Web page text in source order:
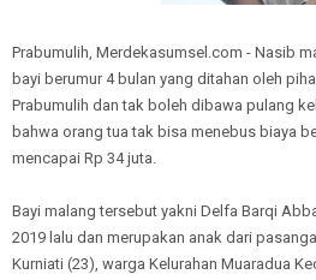
Prabumulih, Merdekasumsel.com - Nasib
bayi berumur 4 bulan yang ditahan oleh
Prabumulih dan tak boleh dibawa pulang
bahwa orang tua tak bisa menebus biaya
mencapai Rp 34 juta.
Bayi malang tersebut yakni Delfa Barqi
2019 lalu dan merupakan anak dari
Kurniati (23), warga Kelurahan Muaradua